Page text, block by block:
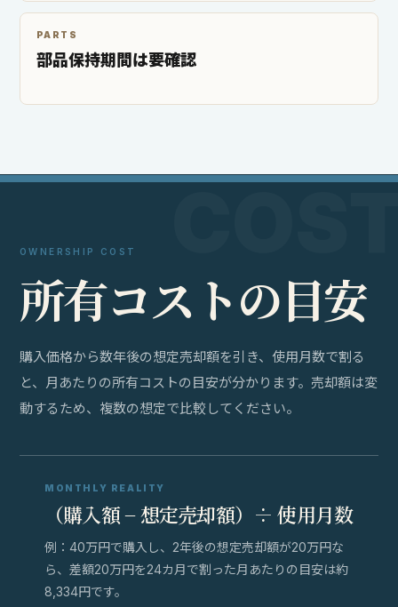
PARTS
部品保持期間は要確認
OWNERSHIP COST
所有コス トの目安
購入価格から数年後の想定売却額を引き、使用月数で割る
と、月あたりの所有コストの目安が分かります。売却額は変
動するため、複数の想定で比較してください。
MONTHLY REALITY
（購入額 − 想定売却額）÷ 使用月数
例：40万円で購入し、2年後の想定売却額が20万円な
ら、差額20万円を24カ月で割った月あたりの目安は約
8,334円です。